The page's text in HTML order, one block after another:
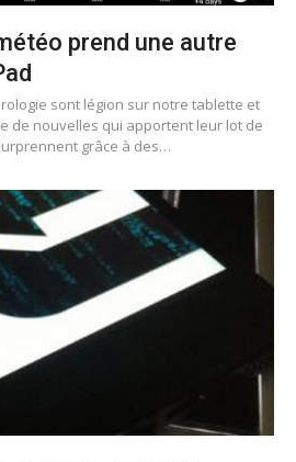
prend une autre
sont légion sur notre tablette et
de nouvelles qui apportent leur lot de
grâce à des…